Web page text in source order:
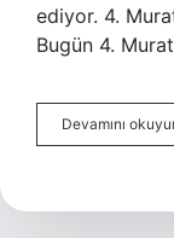
ediyor. 4.
Bugün 4.
Devamını